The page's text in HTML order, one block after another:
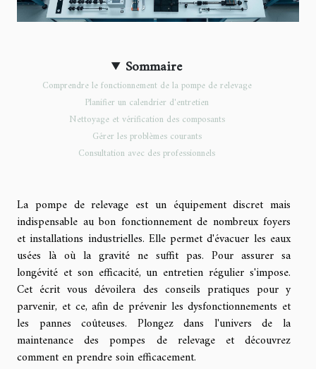
Sommaire
Comprendre le fonctionnement de la pompe de relevage
Planifier un calendrier d'entretien
Nettoyage et vérification des composants
Gérer les problèmes courants
Consultation avec des professionnels
La pompe de relevage est un équipement discret mais
indispensable au bon fonctionnement de nombreux foyers
et installations industrielles. Elle permet d'évacuer les eaux
usées là où la gravité ne suffit pas. Pour assurer sa
longévité et son efficacité, un entretien régulier s'impose.
Cet écrit vous dévoilera des conseils pratiques pour y
parvenir, et ce, afin de prévenir les dysfonctionnements et
les pannes coûteuses. Plongez dans l'univers de la
maintenance des pompes de relevage et découvrez
comment en prendre soin efficacement.